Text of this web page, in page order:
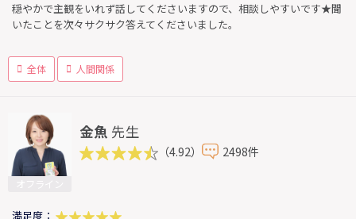
穏やかで主観をいれず話してくださいますので、相談しやすいです★聞
いたことを次々サクサク答えてくださいました。
全体 人間関係
金魚 先生
（4.92） 2498件
満足度：